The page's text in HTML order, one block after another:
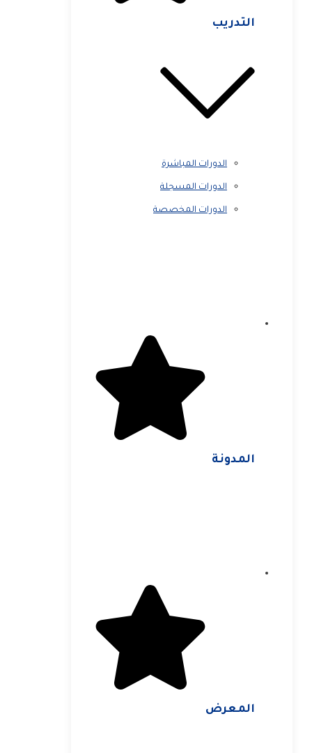
التدريب
الدورات المباشرة
الدورات المسجلة
الدورات المخصصة
المدونة
المعرض